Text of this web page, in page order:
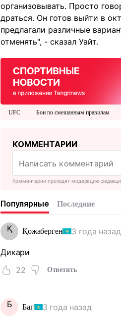
организовывать. Просто
драться. Он готов выйти в
предлагали различные
отменять", - сказал Уайт.
UFC Бои по смешанным правилам
КОММЕНТАРИИ
Комментарии проходят модерацию
Популярные Последние
Қ Қожаберген 3 года назад
Дикари
22
Ответить
Б Баг 3 года назад